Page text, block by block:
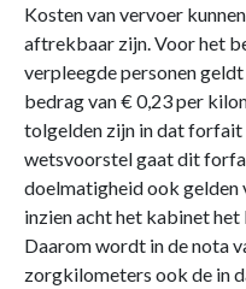
Kosten van vervoer
aftrekbaar zijn. Voor het
verpleegde personen
bedrag van € 0,23 per
tolgelden zijn in dat forfait
wetsvoorstel gaat dit
doelmatigheid ook
inzien acht het kabinet het
Daarom wordt in de nota
zorgkilometers ook de in